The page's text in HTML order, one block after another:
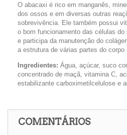
O abacaxi é rico em manganês,
dos ossos e em diversas outras
sobrevivência. Ele também possui
o bom funcionamento das células
e participa da manutenção do
a estrutura de várias partes do corpo
Ingredientes: Água, açúcar, suco
concentrado de maçã, vitamina C,
estabilizante carboximetilcelulose e
COMENTÁRIOS